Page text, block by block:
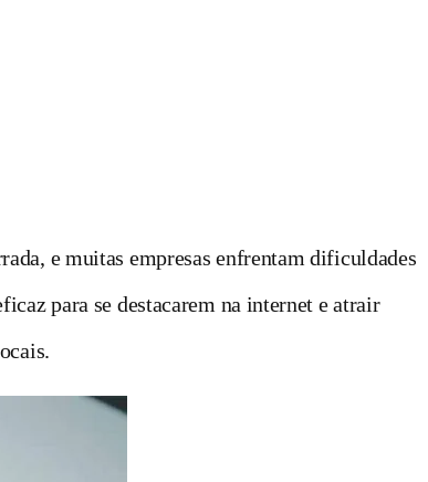
e muitas empresas enfrentam dificuldades
para se destacarem na internet e atrair